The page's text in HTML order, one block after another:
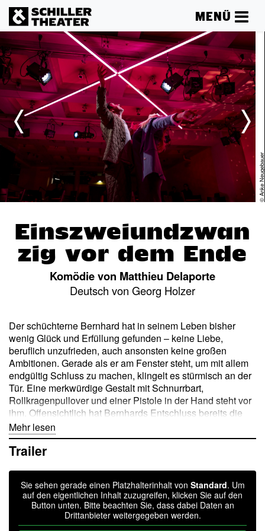
MENÜ
© Anke Neugebauer
Einszweiundzwan
zig vor dem Ende
Komödie von Matthieu Delaporte
Deutsch von Georg Holzer
Der schüchterne Bernhard hat in seinem Leben bisher
wenig Glück und Erfüllung gefunden – keine Liebe,
beruflich unzufrieden, auch ansonsten keine großen
Ambitionen. Gerade als er am Fenster steht, um mit allem
endgültig Schluss zu machen, klingelt es stürmisch an der
Tür. Eine merkwürdige Gestalt mit Schnurrbart,
Rollkragenpullover und einer Pistole in der Hand steht vor
ihm. Offensichtlich hat Bernhards Entschluss bereits die
übernatürliche Instanz zur »Abwicklung des
Lebensendes«, den Tod persönlich, mobilisiert. Dieser hat
sich allerdings im Stockwerk geirrt, und auch sonst scheint
erster Arbeitstag. Zwischen den beiden Widersachern
entspinnt sich ein aberwitziger Dialog über Daseinsgründe
und Motive und die immerwährende Anwesenheit des
großen Unbekannten mitten im Leben.
Mehr lesen
Trailer
Sie sehen gerade einen Platzhalterinhalt von Standard. Um
auf den eigentlichen Inhalt zuzugreifen, klicken Sie auf den
Button unten. Bitte beachten Sie, dass dabei Daten an
Drittanbieter weitergegeben werden.